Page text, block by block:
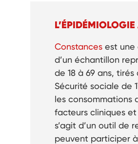
Constances est une
d’un échantillon
de 18 à 69 ans,
Sécurité sociale de
les consommations
facteurs cliniques
s’agit d’un outil de
peuvent participer